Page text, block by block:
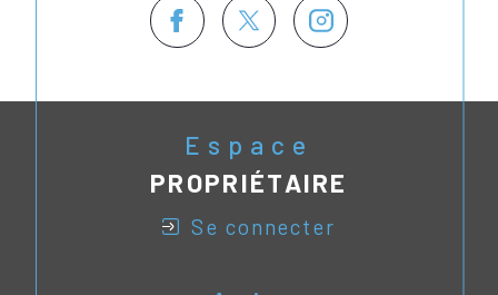
Espace
PROPRIÉTAIRE
se connecter